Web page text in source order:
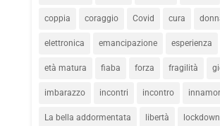
coppia coraggio Covid cura
elettronica emancipazione esperienza
età matura fiaba forza fragilità
imbarazzo incontri incontro
La bella addormentata libertà lockdown